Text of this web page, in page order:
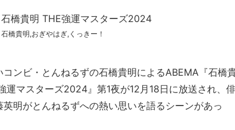
石橋貴明 THE強運マスターズ2024
石橋貴明,おぎやはぎ, くっきー！
ンビ・とんねるずの石橋貴明によるABEMA『石橋
運マスターズ2024』第1夜が12月18日に放送され、俳
英明がとんねるずへの熱い思いを語るシーンがあっ